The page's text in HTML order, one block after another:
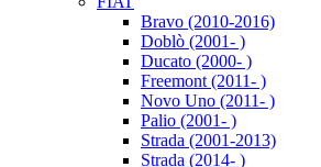
Bravo (2010-2016)
Doblò (2001- )
Ducato (2000- )
Freemont (2011- )
Novo Uno (2011- )
Palio (2001- )
Strada (2001-2013)
Strada (2014- )